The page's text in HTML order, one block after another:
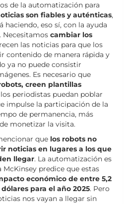
de la automatización para
son fiables y auténticas,
haciendo, eso sí, con la ayuda
Necesitamos cambiar los
las noticias para que los
contenido de manera rápida y
ya no puede consistir
Es necesario que
creen plantillas
periodistas puedan poblar
impulse la participación de la
de permanencia, más
monetizar la visita.
que los robots no
noticias en lugares a los que
llegar. La automatización es
predice que estas
económico de entre 5,2
para el año 2025. Pero
nos vayan a llegar sin